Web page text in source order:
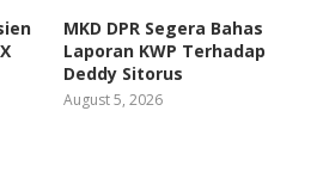
MKD DPR Segera Bahas
Laporan KWP Terhadap
Deddy Sitorus
August 5, 2026